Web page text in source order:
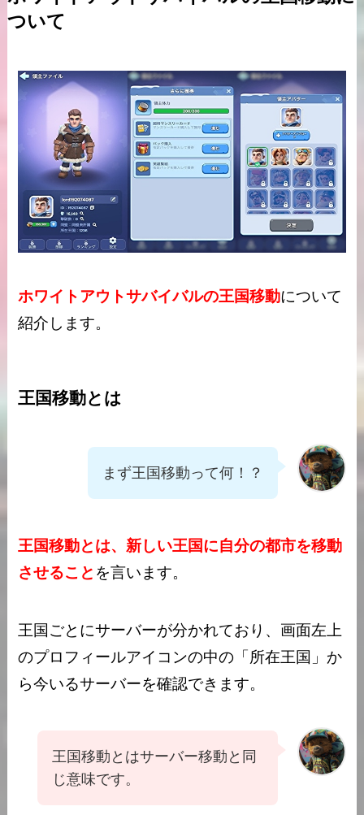
ついて
ホワイトアウトサバイバルの王国移動について
紹介します。
王国移動とは
まず王国移動って何！？
王国移動とは、新しい王国に自分の都市を移動
させること を言います。
王国ごとにサーバーが分かれており、画面左上
のプロフィールアイコンの中の「所在王国」か
ら今いるサーバーを確認できます。
王国移動とはサーバー移動と同
じ意味です。